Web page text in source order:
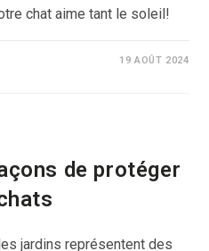
chat aime tant le soleil!
19 AOÛT 2024
de protéger
jardins représentent des